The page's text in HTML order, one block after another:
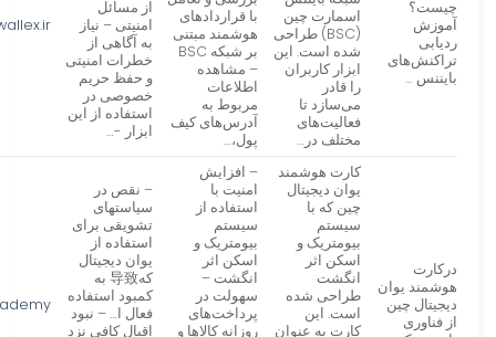
چیست؟
آموزش
ردیابی
تراکنش‌های
بایننس …
اسمارت چین
(BSC) طراحی
شده است. این
ابزار کاربران
را قادر
می‌سازد تا
فعالیت‌های
مختلف در…
با قراردادهای
هوشمند مبتنی
بر شبکه BSC
– مشاهده
اطلاعات
مربوط به
آدرس‌های کیف
پول،…
از مسائل
امنیتی – نیاز
به آگاهی از
خطرات امنیتی
و حفظ حریم
خصوصی در
استفاده از این
ابزار -…
درکارت
هوشمند یوان
دیجیتال چین
از فناوری
کارت هوشمند
یوان دیجیتال
چین که با
سیستم
بیومتریک و
اسکن اثر
انگشت
طراحی شده
است. این
کارت به عنوان
– افزایش
امنیت با
استفاده از
سیستم
بیومتریک و
اسکن اثر
انگشت –
سهولت در
پرداخت‌های
روزانه کالاها و
– نقص در
سیاستهای
تشویقی برای
استفاده از
یوان دیجیتال
که导致 به
کمبود استفاده
فعال ا… – نبود
اقبال کافی نزد